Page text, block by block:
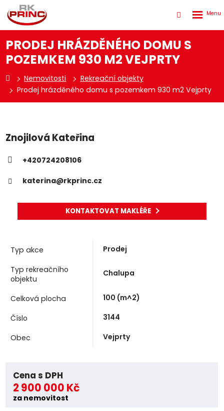
PRODEJ HRÁZDĚNÉHO DOMU S
POZEMKEM 930 M2 VEJPRTY
Nemovitosti
Rekreační objekty
Prodej hrázděného domu s pozemkem 930 m2 Vejprty
Znojilová Kateřina
+420724208106
katerina@rkprinc.cz
KONTAKTOVAT MAKLÉŘE
Typ akce Prodej
Typ rekreačního
objektu
Chalupa
Celková plocha 100 (m^2)
Číslo 3144
Obec Vejprty
Cena s DPH
2 900 000 Kč
za nemovitost